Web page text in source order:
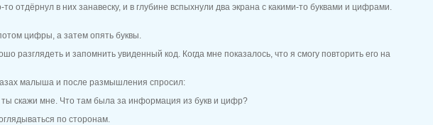
отдёрнул в них занавеску, и в глубине вспыхнули два экрана с какими-то буквами и цифрами.
цифры, а затем опять буквы.
разглядеть и запомнить увиденный код. Когда мне показалось, что я смогу повторить его на
малыша и после размышления спросил:
скажи мне. Что там была за информация из букв и цифр?
по сторонам.